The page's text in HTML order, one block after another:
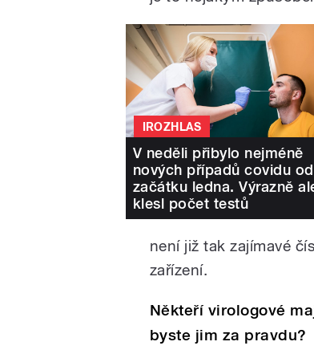
IROZHLAS
V neděli přibylo nejméně
nových případů covidu od
začátku ledna. Výrazně
klesl počet testů
není již tak zajímavé
zařízení.
Někteří virologové
byste jim za pravdu?